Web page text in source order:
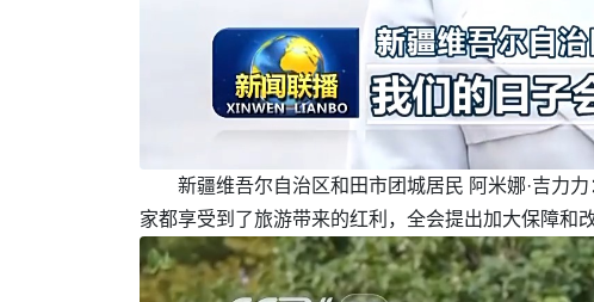
新疆维吾尔自治区和田市团城居民 阿米娜·吉力
家都享受到了旅游带来的红利，全会提出加大保障和